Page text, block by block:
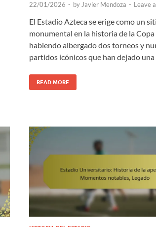
22/01/2026 - byJavier Mendoza - Leave
El Estadio Azteca se erige como un
monumental en la historia de la
habiendo albergado dos torneos y
partidos icónicos que han dejado
READ MORE